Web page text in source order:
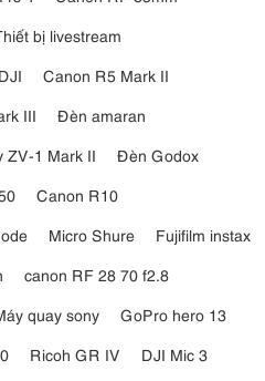
bị livestream
Canon R5 Mark II
III
Đèn amaran
ZV-1 Mark II
Đèn Godox
Canon R10
Micro Shure
Fujifilm instax
canon RF 28 70 f2.8
quay sony
GoPro hero 13
Ricoh GR IV
DJI Mic 3